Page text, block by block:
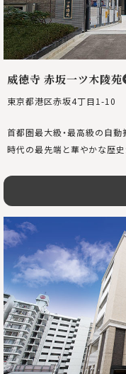
威徳寺 赤坂一ツ木陵苑
東京都港区赤坂4丁目1-10
首都圏最大級・最高級の自
時代の最先端と華やかな歴史